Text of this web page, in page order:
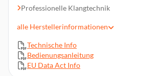
Professionelle Klangtechnik
Integrierte Bluetooth- und WLAN-Funktion
Dolby Vision, HDR10+, Hi-Res Audio
Verbesserte Gaming-Technologien
alle Herstellerinformationen
Technische Info
Bedienungsanleitung
EU Data Act Info